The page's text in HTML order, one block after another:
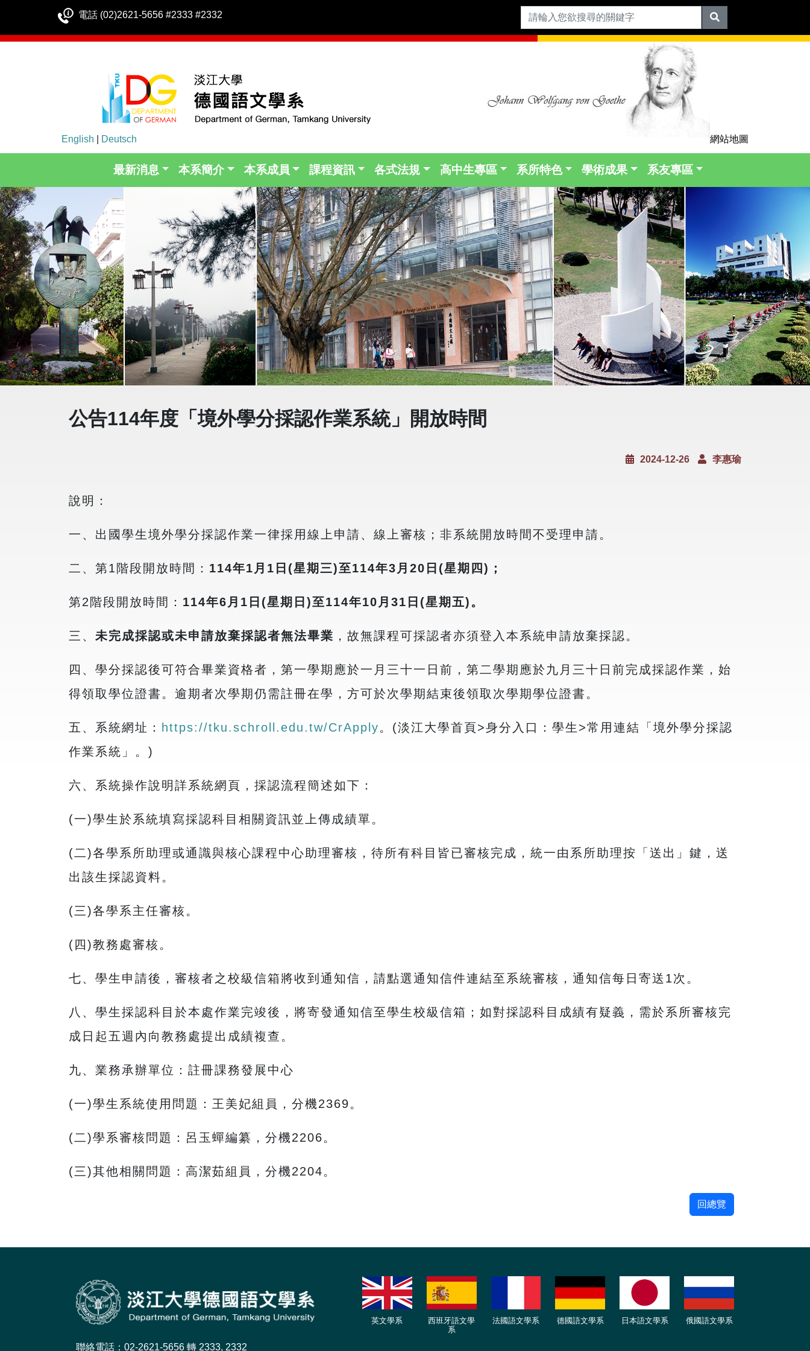
電話 (02)2621-5656 #2333 #2332
English Deutsch 網站地圖
最新消息 本系簡介 本系成員 課程資訊 各式法規 高中生專區 系所特色 學術成果 系友專區
公告114年度「境外學分採認作業系統」開放時間
2024-12-26 李惠瑜
說明：
一、出國學生境外學分採認作業一律採用線上申請、線上審核；非系統開放時間不受理申請。
二、第1階段開放時間： 114年1月1日(星期三)至114年3月20日(星期四)；
第2階段開放時間： 114年6月1日(星期日)至114年10月31日(星期五)。
三、 未完成採認或未申請放棄採認者無法畢業 ，故無課程可採認者亦須登入本系統申請放棄採認。
四、學分採認後可符合畢業資格者，第一學期應於一月三十一日前，第二學期應於九月三十日前完成採認作業，始
得領取學位證書。逾期者次學期仍需註冊在學，方可於次學期結束後領取次學期學位證書。
五、系統網址： https://tku.schroll.edu.tw/CrApply。(淡江大學首頁>身分入口：學生>常用連結「境外學分採認
作業系統」。)
六、系統操作說明詳系統網頁，採認流程簡述如下：
(一)學生於系統填寫採認科目相關資訊並上傳成績單。
(二)各學系所助理或通識與核心課程中心助理審核，待所有科目皆已審核完成，統一由系所助理按「送出」鍵，送
出該生採認資料。
(三)各學系主任審核。
(四)教務處審核。
七、學生申請後，審核者之校級信箱將收到通知信，請點選通知信件連結至系統審核，通知信每日寄送1次。
八、學生採認科目於本處作業完竣後，將寄發通知信至學生校級信箱；如對採認科目成績有疑義，需於系所審核完
成日起五週內向教務處提出成績複查。
九、業務承辦單位：註冊課務發展中心
(一)學生系統使用問題：王美妃組員，分機2369。
(二)學系審核問題：呂玉蟬編纂，分機2206。
(三)其他相關問題：高潔茹組員，分機2204。
回總覽
聯絡電話：02-2621-5656 轉 2333, 2332
英文學系
西班牙語文學
系
法國語文學系 德國語文學系 日本語文學系 俄國語文學系